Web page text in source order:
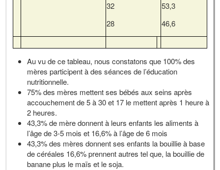
32
28
53,3
46,6
Au vu de ce tableau, nous constatons que 100% des
mères participent à des séances de l’éducation
nutritionnelle.
75% des mères mettent ses bébés aux seins après
accouchement de 5 à 30 et 17 le mettent après 1 heure à
2 heures.
43,3% de mère donnent à leurs enfants les aliments à
l’âge de 3-5 mois et 16,6% à l’âge de 6 mois
43,3% des mères donnent ses enfants la bouillie à base
de céréales 16,6% prennent autres tel que, la bouillie de
banane plus le maïs et le soja.